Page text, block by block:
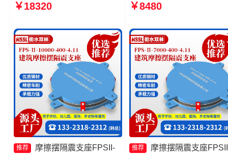
FPSII-7000-400-4.11
￥18320
擦摆减隔震支座
￥8480
推荐
摩擦摆隔震支座FPSII-
推荐
摩擦摆隔震支座